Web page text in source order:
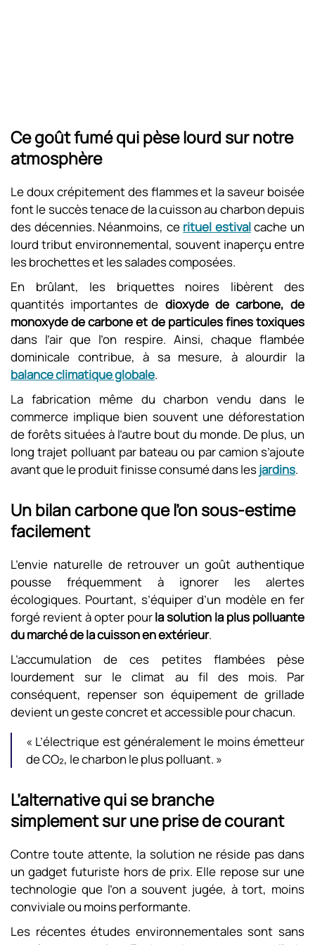
Ce goût fumé qui pèse lourd sur notre
atmosphère
Le doux crépitement des flammes et la saveur boisée
font le succès tenace de la cuisson au charbon depuis
des décennies. Néanmoins, ce rituel estivalcache un
lourd tribut environnemental, souvent inaperçu entre
les brochettes et les salades composées.
En brûlant, les briquettes noires libèrent des
quantités importantes de dioxyde de carbone, de
monoxyde de carbone et de particules fines toxiques
dans l’air que l’on respire. Ainsi, chaque flambée
dominicale contribue, à sa mesure, à alourdir la
balance climatique globale.
La fabrication même du charbon vendu dans le
commerce implique bien souvent une déforestation
de forêts situées à l’autre bout du monde. De plus, un
long trajet polluant par bateau ou par camion s’ajoute
avant que le produit finisse consumé dans lesjardins.
Un bilan carbone que l’on sous-estime
facilement
L’envie naturelle de retrouver un goût authentique
pousse fréquemment à ignorer les alertes
écologiques. Pourtant, s’équiper d’un modèle en fer
forgé revient à opter pourla solution la plus polluante
du marché de la cuisson en extérieur.
L’accumulation de ces petites flambées pèse
lourdement sur le climat au fil des mois. Par
conséquent, repenser son équipement de grillade
devient un geste concret et accessible pour chacun.
« L’électrique est généralement le moins émetteur
de CO₂, le charbon le plus polluant. »
L’alternative qui se branche
simplement sur une prise de courant
Contre toute attente, la solution ne réside pas dans
un gadget futuriste hors de prix. Elle repose sur une
technologie que l’on a souvent jugée, à tort, moins
conviviale ou moins performante.
Les récentes études environnementales sont sans